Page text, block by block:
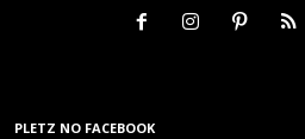
PLETZ NO FACEBOOK